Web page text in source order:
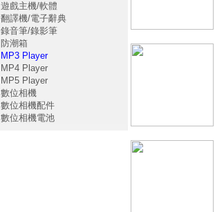
遊戲主機/軟體
翻譯機/電子辭典
錄音筆/錄影筆
防潮箱
MP3 Player
MP4 Player
MP5 Player
數位相機
數位相機配件
數位相機電池